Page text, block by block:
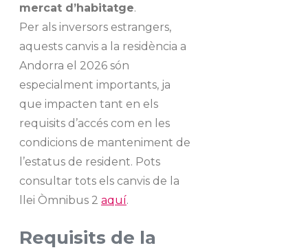
mercat d’habitatge.
Per als inversors estrangers,
aquests canvis a la residència a
Andorra el 2026 són
especialment importants, ja
que impacten tant en els
requisits d’accés com en les
condicions de manteniment de
l’estatus de resident. Pots
consultar tots els canvis de la
llei Òmnibus 2 aquí.
Requisits de la